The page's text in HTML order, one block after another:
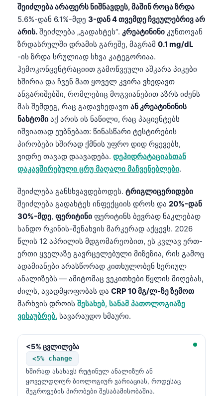
შეიძლება არაფერს ნიშნავდეს, მაშინ როცა ზრდა
5.6%-დან 6.1%-მდე 3-დან 4 თვემდე ჩვეულებრივ არ
არის. შეიძლება „გადახტეს“. კრეატინინი კუნთოვან
ზრდასრულში დრამის გარეშე, მაგრამ 0.1 mg/dL
-ის ზრდა სრულიად სხვა კატეგორიაა.
ჰემოკონცენტრაციით გამოწვეული აშკარა პიკები
ხშირია და ჩვენ მათ ყოველ კვირა ვხედავთ
ანგარიშებში, რომლებიც მოგვიანებით აზრს იძენს
მას შემდეგ, რაც გადავხედავთ ან კრეატინინის
ნახტომი აქ არის ის ნაწილი, რაც პაციენტებს
იშვიათად ეუბნებათ: წინასწარი ტესტირების
პირობები ხშირად ქმნის უფრო დიდ რყევებს,
ვიდრე თავად დაავადება. დეჰიდრატაციასთან
დაკავშირებული ცრუ მაღალი მაჩვენებლები.
შეიძლება განსხვავდებოდეს. ტრიგლიცერიდები
შეიძლება გადახტეს ინფექციის დროს და 20%-დან
30%-მდე, ფერიტინი ფერიტინს ბევრად ნაკლებად
სანდო რკინის-შენახვის მარკერად აქცევს. 2026
წლის 12 აპრილის მდგომარეობით, ეს კვლავ ერთ-
ერთი ყველაზე გავრცელებული მიზეზია, რის გამოც
ადამიანები არასწორად კითხულობენ სერიულ
ანალიზებს — ამიტომაც ვეკითხები წყლის მიღებას,
ძილს, ავადმყოფობას და CRP 10 მგ/ლ-ზე ზემოთ
მარხვის დროის შესახებ, სანამ პათოლოგიაზე
ვისაუბრებ. სავარაუდო ხმაური.
<5% ცვლილება
<5% change
ხშირად ასახავს რუტინულ ანალიზურ ან
ყოველდღიურ ბიოლოგიურ ვარიაციას, როდესაც
შეგროვების პირობები შესაბამისობაშია.